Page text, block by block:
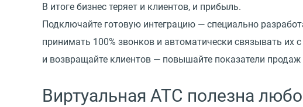
В итоге бизнес теряет и клиентов, и прибыль.
Подключайте готовую интеграцию — специально
принимать 100% звонков и автоматически связывать их
и возвращайте клиентов — повышайте показатели продаж
Виртуальная АТС полезна